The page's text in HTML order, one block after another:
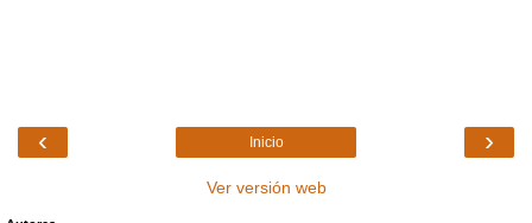
‹ ›
Inicio
Ver versión web